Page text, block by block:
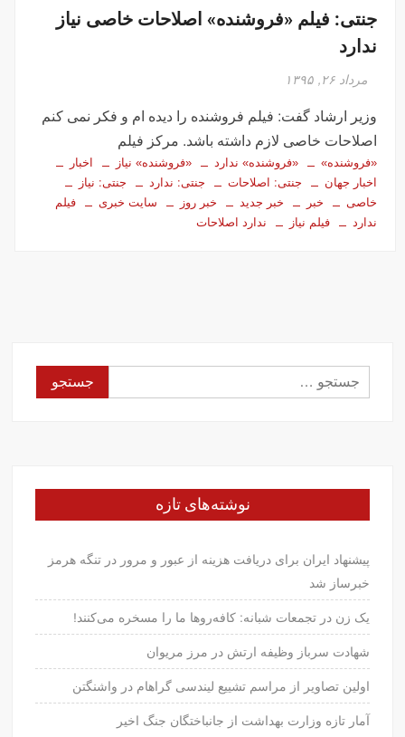
جنتی: فیلم «فروشنده» اصلاحات خاصی نیاز
ندارد
مرداد ۲۶, ۱۳۹۵
وزیر ارشاد گفت: فیلم فروشنده را دیده ام و فکر نمی کنم
اصلاحات خاصی لازم داشته باشد. مرکز فیلم
«فروشنده» «فروشنده» ندارد «فروشنده» نیاز
اخبار
اخبار جهان
جنتی: اصلاحات جنتی: ندارد
جنتی: نیاز
خاصی
خبر خبر جدید خبر روز سایت خبری
فیلم
ندارد
فیلم نیاز ندارد اصلاحات
جستجو
برای:
نوشته‌های تازه
پیشنهاد ایران برای دریافت هزینه از عبور و مرور در تنگه هرمز
خبرساز شد
یک زن در تجمعات شبانه: کافه‌روها ما را مسخره می‌کنند!
شهادت سرباز وظیفه ارتش در مرز مریوان
اولین تصاویر از مراسم تشییع لیندسی گراهام در واشنگتن
آمار تازه وزارت بهداشت از جانباختگان جنگ اخیر